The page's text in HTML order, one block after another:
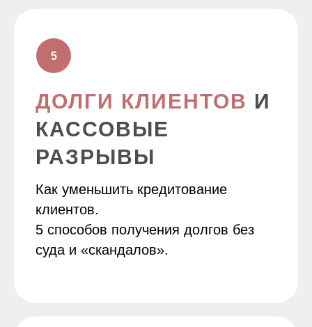
ДОЛГИ КЛИЕНТОВ И
КАССОВЫЕ
РАЗРЫВЫ
Как уменьшить кредитование
клиентов.
5 способов получения долгов без
суда и «скандалов».